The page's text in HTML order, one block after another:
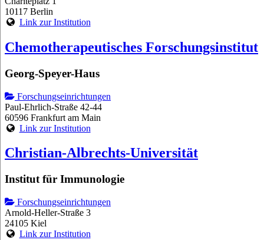
10117 Berlin
Link zur Institution
Chemotherapeutisches Forschungsinstitut
Georg-Speyer-Haus
Forschungseinrichtungen
Paul-Ehrlich-Straße 42-44
60596 Frankfurt am Main
Link zur Institution
Christian-Albrechts-Universität
Institut für Immunologie
Forschungseinrichtungen
Arnold-Heller-Straße 3
24105 Kiel
Link zur Institution